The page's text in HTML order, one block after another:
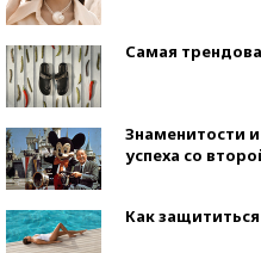
Самая
Знаменитости
успеха со
Как